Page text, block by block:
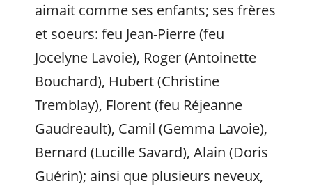
aimait comme ses enfants; ses frères
et soeurs: feu Jean-Pierre (feu
Jocelyne Lavoie), Roger (Antoinette
Bouchard), Hubert (Christine
Tremblay), Florent (feu Réjeanne
Gaudreault), Camil (Gemma Lavoie),
Bernard (Lucille Savard), Alain (Doris
Guérin); ainsi que plusieurs neveux,